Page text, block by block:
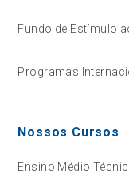
Fundo de Estímulo
Programas
Nossos Cursos
Ensino Médio